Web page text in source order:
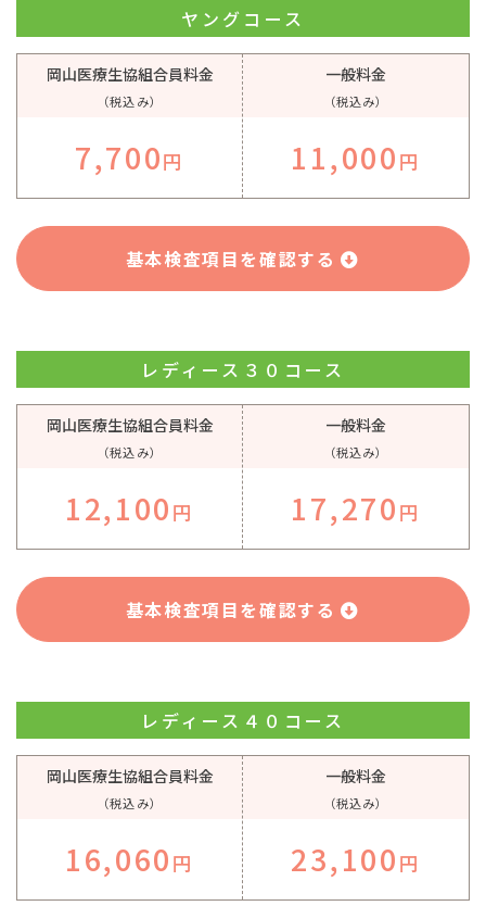
ヤングコース
岡山医療生協組合員料金
（税込み）
7,700円
一般料金
（税込み）
11,000円
基本検査項目を確認する
レディース３０コース
岡山医療生協組合員料金
（税込み）
12,100円
一般料金
（税込み）
17,270円
基本検査項目を確認する
レディース４０コース
岡山医療生協組合員料金
（税込み）
16,060円
一般料金
（税込み）
23,100円